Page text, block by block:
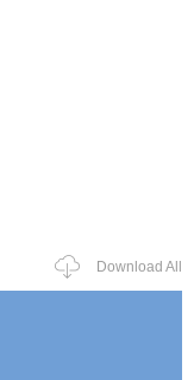
Download All